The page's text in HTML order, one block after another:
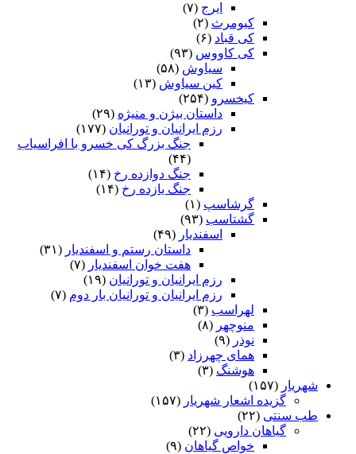
ایرج (۷)
کیومرث (۲)
کی قباد (۶)
کی کاووس (۹۳)
سیاوش (۵۸)
کین سیاوش (۱۳)
کیخسرو (۲۵۴)
داستان بیژن و منیژه (۲۹)
رزم ایرانیان و تورانیان (۱۷۷)
جنگ بزرگ کی خسرو با افراسیاب
(۴۴)
جنگ دوازده رخ (۱۴)
جنگ یازده رخ (۱۴)
گرشاسپ (۱)
گشتاسب (۹۳)
اسفندیار (۴۹)
داستان رستم و اسفندیار (۳۱)
هفت خوان اسفندیار (۷)
رزم ایرانیان و تورانیان (۱۹)
رزم ایرانیان و تورانیان بار دوم (۷)
لهراسب (۳)
منوچهر (۸)
نوذر (۹)
هماى چهرزاد (۳)
هوشنگ (۳)
شهریار (۱۵۷)
گزیده اشعار شهریار (۱۵۷)
طب سنتی (۲۲)
گیاهان دارویی (۲۲)
خواص گیاهان (۹)